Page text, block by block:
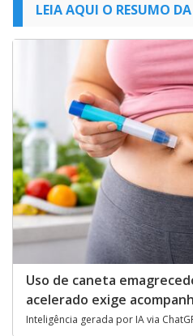
LEIA AQUI O RESUMO
Uso de caneta
acelerado exige
Inteligência gerada por IA via